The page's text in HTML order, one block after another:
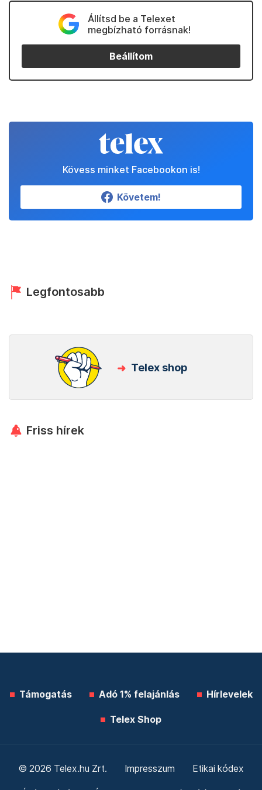
Állítsd be a Telexet
megbízható forrásnak!
Beállítom
Kövess minket Facebookon is!
Követem!
Legfontosabb
Telex shop
Friss hírek
Támogatás Adó 1% felajánlás Hírlevelek
Telex Shop
© 2026 Telex.hu Zrt. Impresszum Etikai kódex